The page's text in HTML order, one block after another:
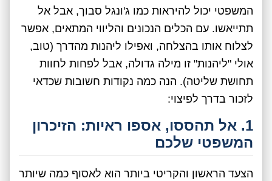
המשפטי יכול להיראות כמו ג'ונגל סבוך, אבל אל
תתייאשו. עם הכלים הנכונים והליווי המתאים, אפשר
לצלוח אותו בהצלחה, ואפילו ליהנות מהדרך (טוב,
אולי "ליהנות" זו מילה גדולה, אבל לפחות לחוות
תחושת שליטה). הנה כמה נקודות חשובות שכדאי
לזכור בדרך לפיצוי:
1. אל תהססו, אספו ראיות: הזיכרון
המשפטי שלכם
הצעד הראשון והקריטי ביותר הוא לאסוף כמה שיותר